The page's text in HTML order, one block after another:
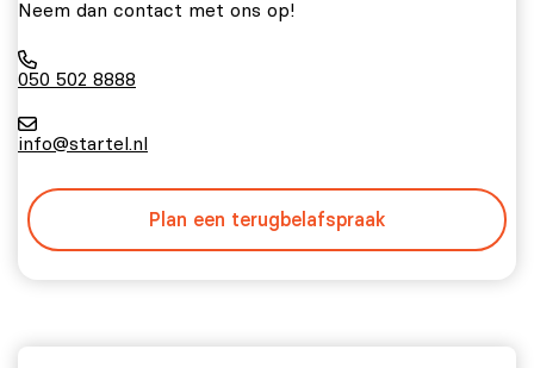
Neem dan contact met ons op!
050 502 8888
info@startel.nl
Plan een terugbelafspraak